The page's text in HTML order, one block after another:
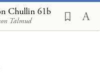
Chullin 61b
Talmud